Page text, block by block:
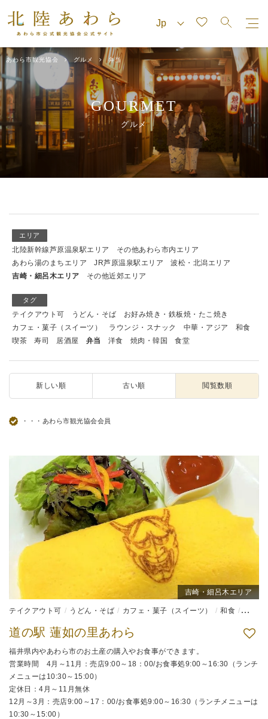
あわら市観光協会 グルメ 弁当
GOURMET
グルメ
エリア
北陸新幹線芦原温泉駅エリア
その他あわら市内エリア
あわら湯のまちエリア
JR芦原温泉駅エリア
波松・北潟エリア
吉崎・細呂木エリア
その他近郊エリア
タグ
テイクアウト可 うどん・そば
お好み焼き・鉄板焼・たこ焼き
カフェ・菓子（スイーツ）
ラウンジ・スナック 中華・アジア
和食
喫茶
寿司 居酒屋 弁当 洋食 焼肉・韓国 食堂
新しい順 古い順 閲覧数順
・・・あわら市観光協会会員
吉崎・細呂木エリア
テイクアウト可 うどん・そば カフェ・菓子（スイーツ） 和食 弁当
道の駅 蓮如の里あわら
福井県内やあわら市のお土産の購入やお食事ができます。
営業時間 4月～11月：売店9:00～18：00/お食事処9:00～16:30（ランチ
メニューは10:30～15:00）
定休日：4月～11月無休
12月～3月：売店9:00～17：00/お食事処9:00～16:30（ランチメニューは
10:30～15:00）